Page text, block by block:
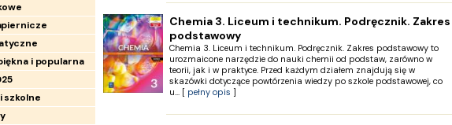
i popularna
szkolne
Chemia 3. Liceum i technikum. Podręcznik. Zakres
podstawowy
Chemia 3. Liceum i technikum. Podręcznik. Zakres podstawowy to
urozmaicone narzędzie do nauki chemii od podstaw, zarówno w
teorii, jak i w praktyce. Przed każdym działem znajdują się w
skazówki dotyczące powtórzenia wiedzy po szkole podstawowej, co
u... [ pełny opis ]